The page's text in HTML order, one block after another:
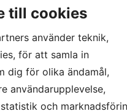
från Helsing
originalreceptet
år sedan.
From 1 maj går
vår gårdsbutik
den på
till cookies
använder teknik,
för att samla in
dig för olika ändamål,
användarupplevelse,
och